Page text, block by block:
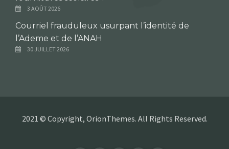
3 AOÛT 2026
Courriel frauduleux usurpant l’identité de
l’Ademe et de l’ANAH
30 JUILLET 2026
2021 © Copyright, OrionThemes. All Rights Reserved.